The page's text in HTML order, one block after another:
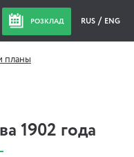
РОЗКЛАД RUS ENG
планы
1902 года